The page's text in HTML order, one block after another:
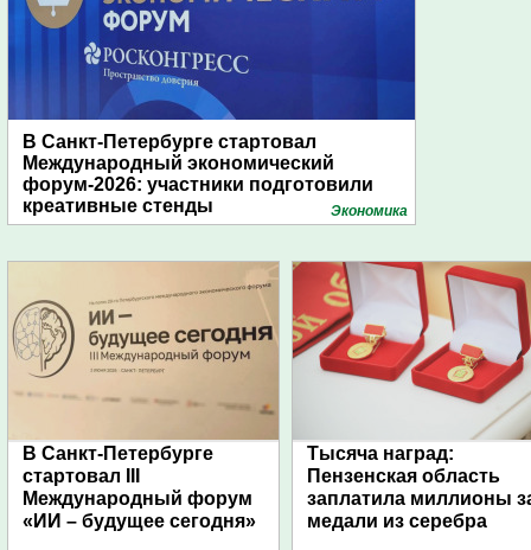
В Санкт-Петербурге стартовал
Международный экономический
форум-2026: участники подготовили
креативные стенды
Экономика
В Санкт-Петербурге
стартовал III
Международный форум
«ИИ – будущее сегодня»
Тысяча наград:
Пензенская область
заплатила миллионы
медали из серебра